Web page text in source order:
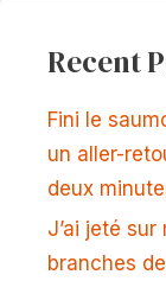
Recent
Fini le
un aller-
deux
J’ai jeté
branches